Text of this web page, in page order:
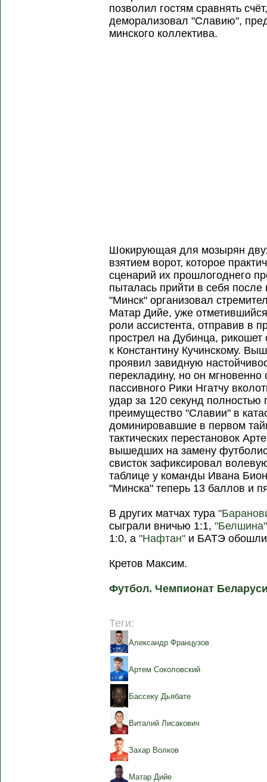
позволил гостям сравнять
деморализовал "Славию",
минского коллектива.
Шокирующая для мозырян
взятием ворот, которое
сценарий их прошлогоднего
пыталась прийти в себя
"Минск" организовал
Матар Дийе, уже
роли ассистента, отправив в
прострел на Дубинца,
к Константину Кучинскому.
проявил завидную
перекладину, но он мгновенно
пассивного Рики Нгатчу
удар за 120 секунд полностью
преимущество "Славии" в
доминировавшие в первом
тактических перестановок
вышедших на замену
свисток зафиксировал
таблице у команды Ивана
"Минска" теперь 13 баллов и
В других матчах тура
сыграли вничью 1:1,"Белшина"
1:0, а"Нафтан" и БАТЭ
Кретов Максим.
Футбол. Чемпионат
Теги:
Александр Французов
Артем Соколовский
Бассеку Дьябате
Виталий Лисакович
Захар Волков
Матар Дийе